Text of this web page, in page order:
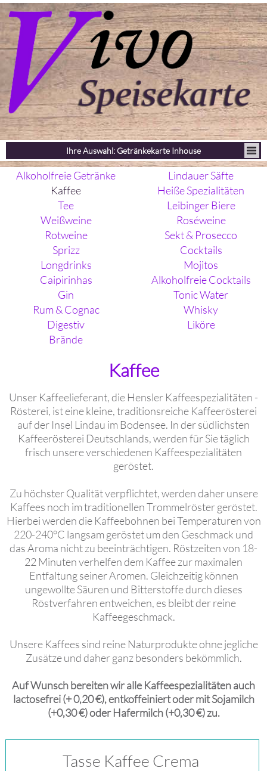
Ihre Auswahl: Getränkekarte Inhouse
Alkoholfreie Getränke
Lindauer Säfte
Kaffee
Heiße Spezialitäten
Tee
Leibinger Biere
Weißweine
Roséweine
Rotweine
Sekt & Prosecco
Sprizz
Cocktails
Longdrinks
Mojitos
Caipirinhas
Alkoholfreie Cocktails
Gin
Tonic Water
Rum & Cognac
Whisky
Digestiv
Liköre
Brände
Kaffee
Unser Kaffeelieferant, die Hensler Kaffeespezialitäten -
Rösterei, ist eine kleine, traditionsreiche Kaffeerösterei
auf der Insel Lindau im Bodensee. In der südlichsten
Kaffeerösterei Deutschlands, werden für Sie täglich
frisch unsere verschiedenen Kaffeespezialitäten
geröstet.
Zu höchster Qualität verpflichtet, werden daher unsere
Kaffees noch im traditionellen Trommelröster geröstet.
Hierbei werden die Kaffeebohnen bei Temperaturen von
220-240°C langsam geröstet um den Geschmack und
das Aroma nicht zu beeinträchtigen. Röstzeiten von 18-
22 Minuten verhelfen dem Kaffee zur maximalen
Entfaltung seiner Aromen. Gleichzeitig können
ungewollte Säuren und Bitterstoffe durch dieses
Röstverfahren entweichen, es bleibt der reine
Kaffeegeschmack.
Unsere Kaffees sind reine Naturprodukte ohne jegliche
Zusätze und daher ganz besonders bekömmlich.
Auf Wunsch bereiten wir alle Kaffeespezialitäten auch
lactosefrei (+ 0,20 €), entkoffeiniert oder mit Sojamilch
(+0,30 €) oder Hafermilch (+0,30 €) zu.
Tasse Kaffee Crema